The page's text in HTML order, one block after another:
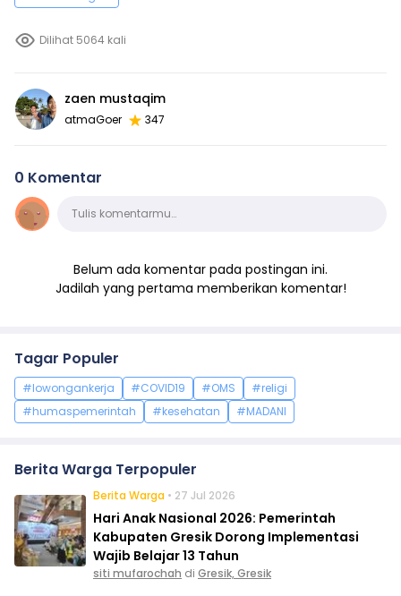
Dilihat 5064 kali
zaen mustaqim
atmaGoer 347
0 Komentar
KomentarTulis komentarmu…
Belum ada komentar pada postingan ini.
Jadilah yang pertama memberikan komentar!
Tagar Populer
#lowongankerja #COVID19 #OMS
#religi
#humaspemerintah
#kesehatan #MADANI
Berita Warga Terpopuler
Berita Warga • 27 Jul 2026
Hari Anak Nasional 2026: Pemerintah
Kabupaten Gresik Dorong Implementasi
Wajib Belajar 13 Tahun
siti mufarochah di Gresik, Gresik